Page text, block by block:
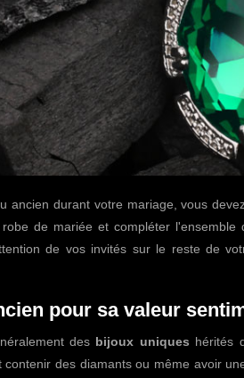
ancien durant votre mariage, vous
de mariée et compléter
de vos invités sur le reste de
pour sa valeur
des bijoux uniques hérités
des diamants ou même avoir